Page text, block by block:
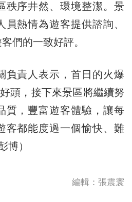
秩序井然、環境整潔。景
員熱情為遊客提供諮詢、
們的一致好評。
責人表示，首日的火爆
頭，接下來景區將繼續努
質，豐富遊客體驗，讓每
客都能度過一個愉快、難
博）
編輯：張震寰